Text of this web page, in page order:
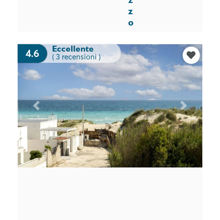
z
o
4.6 Eccellente
( 3 recensioni )
Previous Next